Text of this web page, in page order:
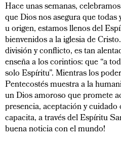
Hace unas semanas,
que Dios nos asegura que
u origen, estamos llenos del
bienvenidos a la iglesia de
división y conflicto, es tan
enseña a los corintios: que “a
solo Espíritu”. Mientras los
Pentecostés muestra a la
un Dios amoroso que promete
presencia, aceptación y cuidado
capacita, a través del Espíritu
buena noticia con el mundo!